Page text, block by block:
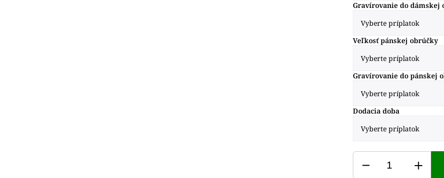
Gravírovanie do dámskej
Veľkosť pánskej obrúčky
Gravírovanie do pánskej
Dodacia doba